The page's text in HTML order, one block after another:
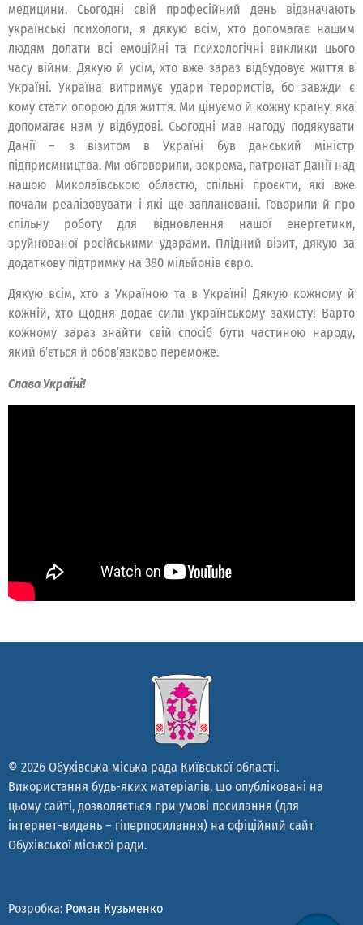
медицини. Сьогодні свій професійний день відзначають
українські психологи, я дякую всім, хто допомагає нашим
людям долати всі емоційні та психологічні виклики цього
часу війни. Дякую й усім, хто вже зараз відбудовує життя в
Україні. Україна витримує удари терористів, бо завжди є
кому стати опорою для життя. Ми цінуємо й кожну країну, яка
допомагає нам у відбудові. Сьогодні мав нагоду подякувати
Данії – з візитом в Україні був данський міністр
підприємництва. Ми обговорили, зокрема, патронат Данії над
нашою Миколаївською областю, спільні проєкти, які вже
почали реалізовувати і які ще заплановані. Говорили й про
спільну роботу для відновлення нашої енергетики,
зруйнованої російськими ударами. Плідний візит, дякую за
додаткову підтримку на 380 мільйонів євро.
Дякую всім, хто з Україною та в Україні! Дякую кожному й
кожній, хто щодня додає сили українському захисту! Варто
кожному зараз знайти свій спосіб бути частиною народу,
який б’ється й обов’язково переможе.
Слава Україні!
© 2026 Обухівська міська рада Київської області.
Використання будь-яких матеріалів, що опубліковані на
цьому сайті, дозволяється при умові посилання (для
інтернет-видань – гіперпосилання) на офіційний сайт
Обухівської міської ради.
Розробка: Роман Кузьменко